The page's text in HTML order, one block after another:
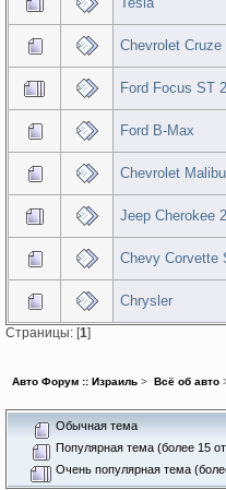
Chevrolet Cruze
Ford Focus ST
Ford B-Max
Chevrolet
Jeep Cherokee
Chevy Corvette
Chrysler
Страницы: [1]
Авто Форум :: Израиль > Всё об авто
Обычная тема
Популярная тема (более 15
Очень популярная тема